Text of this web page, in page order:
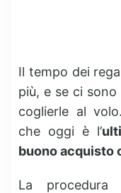
Il tempo dei
più, e se ci
coglierle al
che oggi è l’
buono acquisto
La procedura